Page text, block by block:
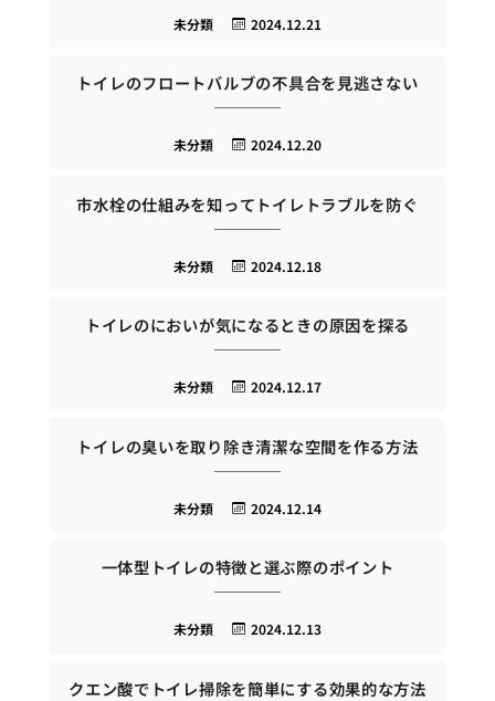
2024.12.21
未分類
トイレのフロートバルブの不具合を見逃さない
2024.12.20
未分類
市水栓の仕組みを知ってトイレトラブルを防ぐ
2024.12.18
未分類
トイレのにおいが気になるときの原因を探る
2024.12.17
未分類
トイレの臭いを取り除き清潔な空間を作る方法
2024.12.14
未分類
一体型トイレの特徴と選ぶ際のポイント
2024.12.13
未分類
クエン酸でトイレ掃除を簡単にする効果的な方法